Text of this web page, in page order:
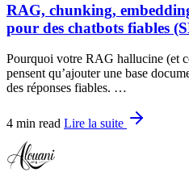
RAG, chunking,
pour des chatbots fiables
Pourquoi votre RAG hallucine (et
pensent qu’ajouter une base
des réponses fiables. …
4 min read Lire la suite